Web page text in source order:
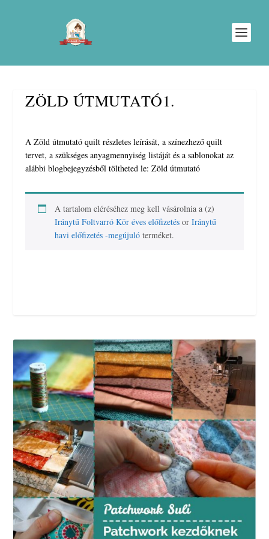
ZÖLD ÚTMUTATÓ1.
A Zöld útmutató quilt részletes leírását, a színezhező quilt
tervet, a szükséges anyagmennyiség listáját és a sablonokat az
alábbi blogbejegyzésből töltheted le: Zöld útmutató
A tartalom eléréséhez meg kell vásárolnia a (z)
Iránytű Foltvarró Kör éves előfizetés orIránytű
havi előfizetés -megújuló terméket.